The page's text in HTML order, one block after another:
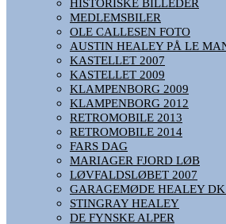
HISTORISKE BILLEDER
MEDLEMSBILER
OLE CALLESEN FOTO
AUSTIN HEALEY PÅ LE
KASTELLET 2007
KASTELLET 2009
KLAMPENBORG 2009
KLAMPENBORG 2012
RETROMOBILE 2013
RETROMOBILE 2014
FARS DAG
MARIAGER FJORD LØB
LØVFALDSLØBET 2007
GARAGEMØDE HEALEY DK
STINGRAY HEALEY
DE FYNSKE ALPER